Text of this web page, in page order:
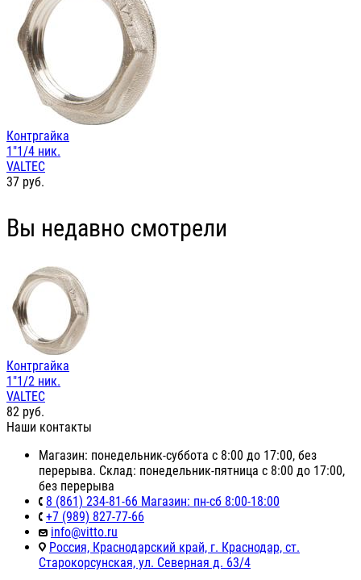
Контргайка
1"1/4 ник.
VALTEC
37 руб.
Вы недавно смотрели
Контргайка
1"1/2 ник.
VALTEC
82 руб.
Наши контакты
Магазин: понедельник-суббота с 8:00 до 17:00, без
перерыва. Склад: понедельник-пятница с 8:00 до 17:00,
без перерыва
8 (861) 234-81-66 Магазин: пн-сб 8:00-18:00
+7 (989) 827-77-66
info@vitto.ru
Россия, Краснодарский край, г. Краснодар, ст.
Старокорсунская, ул. Северная д. 63/4